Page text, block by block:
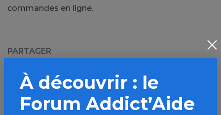
commandes en ligne.
PARTAGER
Facebook
LinkedIn Mail
SMS WhatsApp
À découvrir : le
Forum Addict’Aide